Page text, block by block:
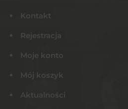
Kontakt
Rejestracja
Moje konto
Mój koszyk
Aktualności